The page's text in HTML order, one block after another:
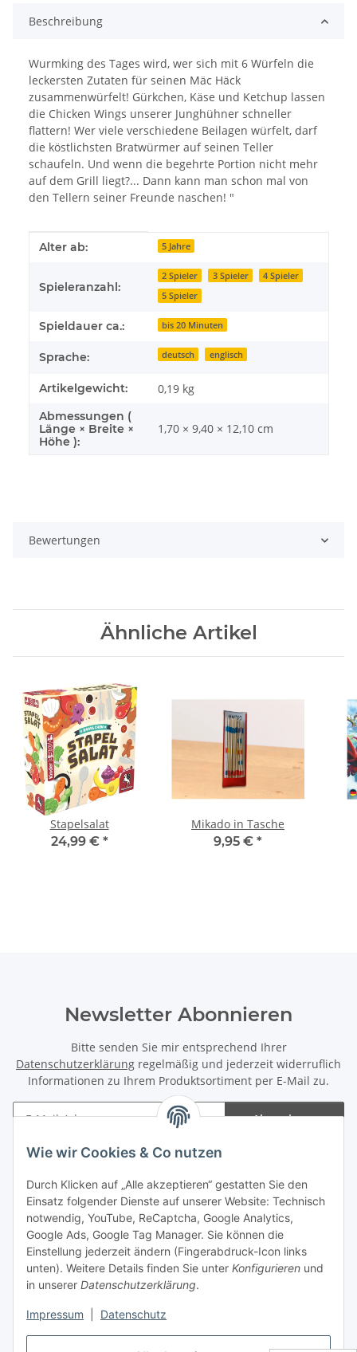
Wie wir Cookies & Co nutzen
Durch Klicken auf „Alle akzeptieren“ gestatten Sie den
Einsatz folgender Dienste auf unserer Website: Technisch
notwendig, YouTube, ReCaptcha, Google Analytics,
Google Ads, Google Tag Manager. Sie können die
Einstellung jederzeit ändern (Fingerabdruck-Icon links
unten). Weitere Details finden Sie unter Konfigurieren und
in unserer Datenschutzerklärung.
Impressum Datenschutz
Beschreibung
Wurmking des Tages wird, wer sich mit 6 Würfeln die
leckersten Zutaten für seinen Mäc Häck
zusammenwürfelt! Gürkchen, Käse und Ketchup lassen
die Chicken Wings unserer Junghühner schneller
flattern! Wer viele verschiedene Beilagen würfelt, darf
die köstlichsten Bratwürmer auf seinen Teller
schaufeln. Und wenn die begehrte Portion nicht mehr
auf dem Grill liegt?... Dann kann man schon mal von
den Tellern seiner Freunde naschen! "
Produkteigenschaft
Wert
Alter ab: 5 Jahre
Spieleranzahl:
2 Spieler 3 Spieler
4 Spieler
5 Spieler
Spieldauer ca.: bis 20 Minuten
Sprache: deutsch englisch
Artikelgewicht: 0,19 kg
Abmessungen (
Länge × Breite ×
Höhe ):
1,70 × 9,40 × 12,10 cm
Bewertungen
Ähnliche Artikel
Stapelsalat
24,99 € *
Mikado in Tasche
9,95 € *
Newsletter Abonnieren
Bitte senden Sie mir entsprechend Ihrer
Datenschutzerklärung regelmäßig und jederzeit widerruflich
Informationen zu Ihrem Produktsortiment per E-Mail zu.
Abonnieren
Newsletter Abonnieren
Informationen
Gesetzliche Informationen
Spieletreffs in Jülich & Umgebung